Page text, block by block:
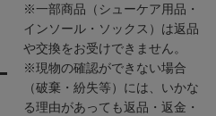
※一部商品（シューケア用品・
インソール・ソックス）は返品
や交換をお受けできません。
※現物の確認ができない場合
（破棄・紛失等）には、いかな
る理由があっても返品・返金・